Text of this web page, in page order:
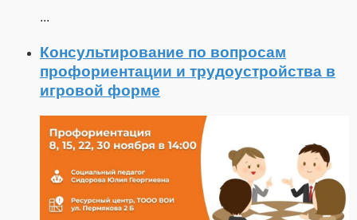
...
Консультирование по вопросам
профориентации и трудоустройства в
игровой форме